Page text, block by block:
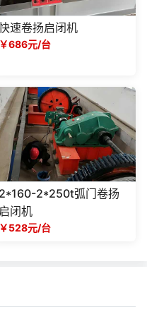
速卷扬启闭机
￥686元/台
2*160-2*250t弧门卷扬
启闭机
￥528元/台